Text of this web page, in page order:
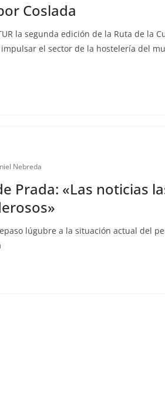
Coslada
la segunda edición de la Ruta de la
el sector de la hostelería del
Nebreda
Prada: «Las noticias
lúgubre a la situación actual del